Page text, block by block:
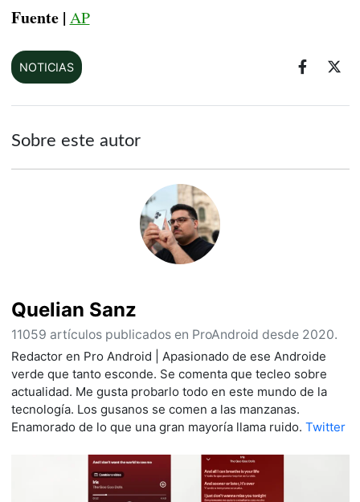
Fuente | AP
NOTICIAS
Sobre este autor
Quelian Sanz
11059 artículos publicados en ProAndroid desde 2020.
Redactor en Pro Android | Apasionado de ese Androide
verde que tanto esconde. Se comenta que tecleo sobre
actualidad. Me gusta probarlo todo en este mundo de la
tecnología. Los gusanos se comen a las manzanas.
Enamorado de lo que una gran mayoría llama ruido. Twitter